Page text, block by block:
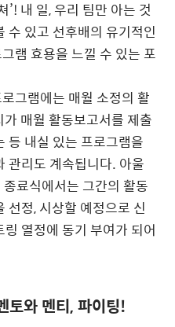
’! 내 일, 우리 팀만 아는 것
수 있고 선후배의 유기적인
램 효용을 느낄 수 있는 포
그램에는 매월 소정의 활
매월 활동보고서를 제출
등 내실 있는 프로그램을
관리도 계속됩니다. 아울
료식에서는 그간의 활동
선정, 시상할 예정으로 신
열정에 동기 부여가 되어
토와 멘티, 파이팅!